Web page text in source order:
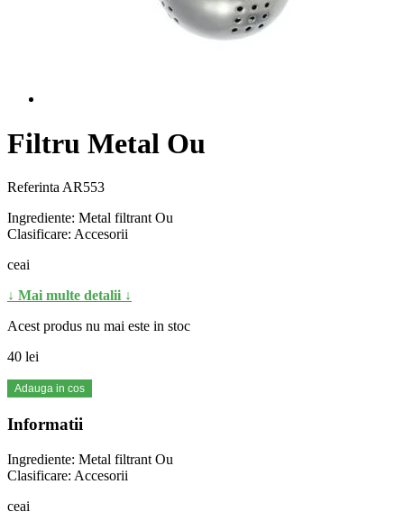
Filtru Metal Ou
Referinta AR553
Ingrediente: Metal filtrant Ou
Clasificare: Accesorii
ceai
↓ Mai multe detalii ↓
Acest produs nu mai este in stoc
40 lei
Adauga in cos
Informatii
Ingrediente: Metal filtrant Ou
Clasificare: Accesorii
ceai